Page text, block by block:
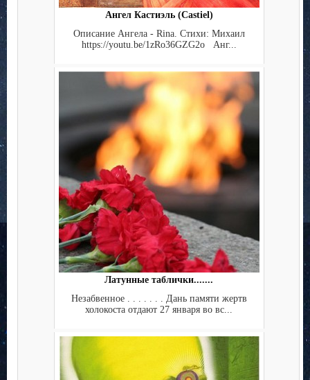
Ангел Кастиэль (Castiel)
Описание Ангела - Rina. Стихи: Михаил
https://youtu.be/1zRo36GZG2o Анг...
Латунные таблички.......
Незабвенное . . . . . . . Дань памяти жертв
холокоста отдают 27 января во вс...